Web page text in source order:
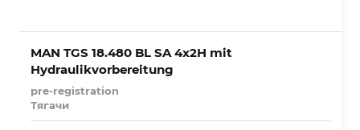
MAN TGS 18.480 BL SA 4x2H mit
Hydraulikvorbereitung
pre-registration
Тягачи